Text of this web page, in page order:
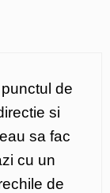
de
si
sa fac
cu un
de